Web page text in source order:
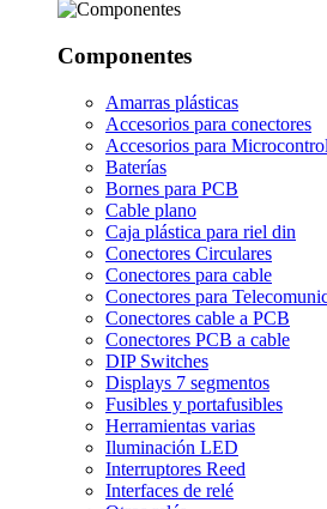
Componentes
Amarras plásticas
Accesorios para conectores
Accesorios para
Baterías
Bornes para PCB
Cable plano
Caja plástica para riel din
Conectores Circulares
Conectores para cable
Conectores para
Conectores cable a PCB
Conectores PCB a cable
DIP Switches
Displays 7 segmentos
Fusibles y portafusibles
Herramientas varias
Iluminación LED
Interruptores Reed
Interfaces de relé